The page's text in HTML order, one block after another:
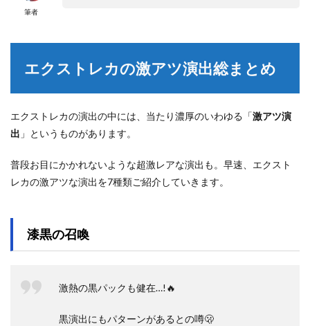
筆者
エクストレカの激アツ演出総まとめ
エクストレカの演出の中には、当たり濃厚のいわゆる「激アツ演
出 」というものがあります。
普段お目にかかれないような超激レアな演出も。早速、エクスト
レカの激アツな演出を7種類ご紹介していきます。
漆黒の召喚
激熱の黒パックも健在…!🔥
黒演出にもパターンがあるとの噂🫢